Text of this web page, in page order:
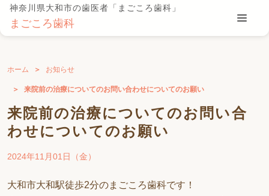
神奈川県大和市の歯医者「まごころ歯科」
まごころ歯科
ホーム お知らせ
来院前の治療についてのお問い合わせについてのお願い
来院前の治療についてのお問い合
わせについてのお願い
2024年11月01日（金）
大和市大和駅徒歩2分のまごころ歯科です！